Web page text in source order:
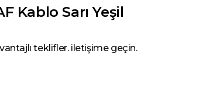
Kablo Sarı Yeşil
teklifler. iletişime geçin.